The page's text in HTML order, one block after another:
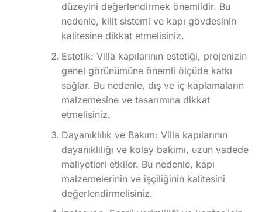
düzeyini değerlendirmek önemlidir. Bu
nedenle, kilit sistemi ve kapı gövdesinin
kalitesine dikkat etmelisiniz.
Estetik: Villa kapılarının estetiği, projenizin
genel görünümüne önemli ölçüde katkı
sağlar. Bu nedenle, dış ve iç kaplamaların
malzemesine ve tasarımına dikkat
etmelisiniz.
Dayanıklılık ve Bakım: Villa kapılarının
dayanıklılığı ve kolay bakımı, uzun vadede
maliyetleri etkiler. Bu nedenle, kapı
malzemelerinin ve işçiliğinin kalitesini
değerlendirmelisiniz.